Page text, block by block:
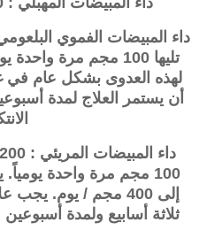
تليها 100 مجم مرة
لهذه العدوى بشكل عام
أن يستمر العلاج لمدة
100 مجم مرة واحدة
إلى 400 مجم / يوم.
ثلاثة أسابيع ولمدة